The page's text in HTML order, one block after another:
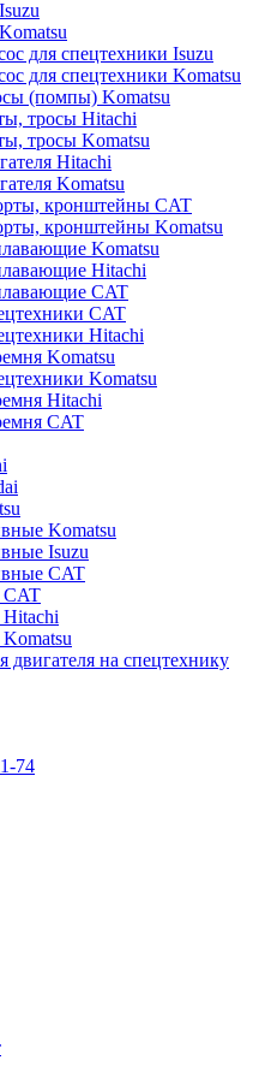
для спецтехники Isuzu
для спецтехники Komatsu
(помпы) Komatsu
тросы Hitachi
тросы Komatsu
Hitachi
Komatsu
кронштейны CAT
кронштейны Komatsu
Komatsu
Hitachi
CAT
CAT
Hitachi
Komatsu
Komatsu
Hitachi
CAT
Komatsu
Isuzu
CAT
на спецтехнику
74